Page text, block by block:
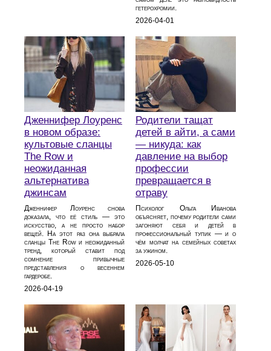
гетерохромии.
2026-04-01
Дженнифер Лоуренс
в новом образе:
культовые сланцы
The Row и
неожиданная
альтернатива
джинсам
Дженнифер Лоуренс снова
доказала, что её стиль — это
искусство, а не просто набор
вещей. На этот раз она выбрала
сланцы The Row и неожиданный
тренд, который ставит под
сомнение привычные
представления о весеннем
гардеробе.
2026-04-19
Родители тащат
детей в айти, а сами
— никуда: как
давление на выбор
профессии
превращается в
отраву
Психолог Ольга Иванова
объясняет, почему родители сами
загоняют себя и детей в
профессиональный тупик — и о
чём молчат на семейных советах
за ужином.
2026-05-10